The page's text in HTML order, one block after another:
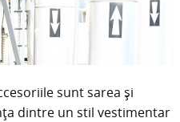
sunt sarea și
dintre un stil vestimentar